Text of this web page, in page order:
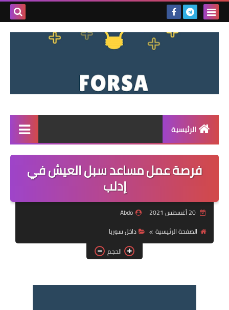
بحث
الرئيسية
القائمة
مناقصات
فرص عمل داخل سوريا
فرص عمل في العراق
فرص عمل في اليمن
فرص عمل في السودان
فرصة عمل مساعد سبل العيش في
إدلب
20 أغسطس 2021
Abdo
الصفحة الرئيسية
داخل سوريا
الحجم